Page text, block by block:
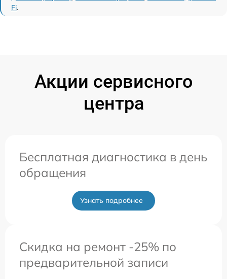
Fi.
Акции сервисного
центра
Бесплатная диагностика в день
обращения
Узнать подробнее
Скидка на ремонт -25% по
предварительной записи